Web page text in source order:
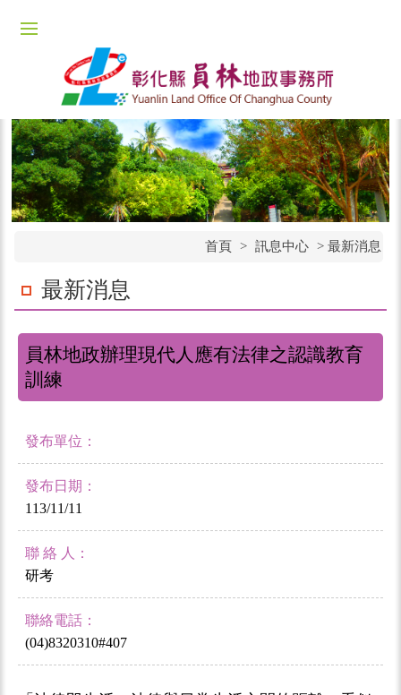
首頁 > 訊息中心 >最新消息
最新消息
員林地政辦理現代人應有法律之認識教育
訓練
發布單位：
發布日期：
113/11/11
聯 絡 人：
研考
聯絡電話：
(04)8320310#407